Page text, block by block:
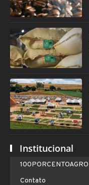
Institucional
100PORCENTOAGRO
Contato